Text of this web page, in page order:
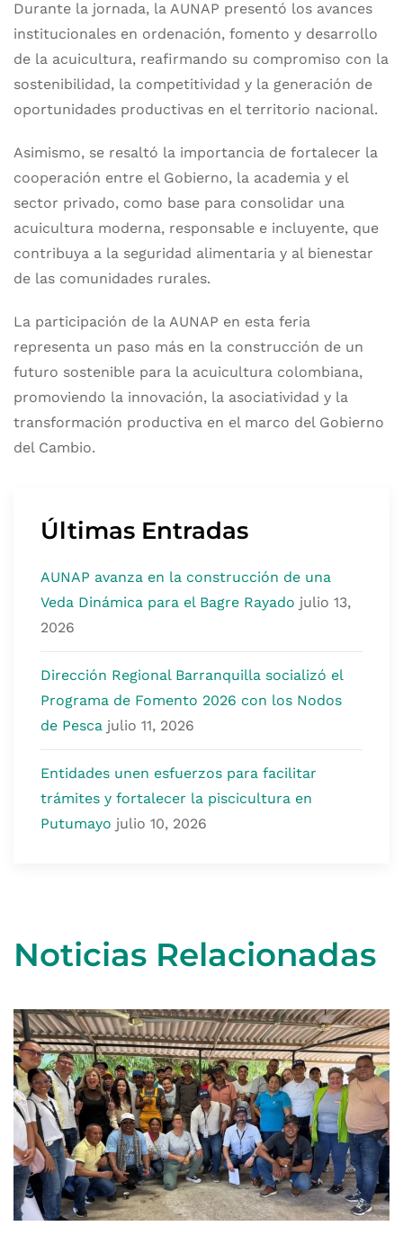
Durante la jornada, la AUNAP presentó los avances
institucionales en ordenación, fomento y desarrollo
de la acuicultura, reafirmando su compromiso con la
sostenibilidad, la competitividad y la generación de
oportunidades productivas en el territorio nacional.
Asimismo, se resaltó la importancia de fortalecer la
cooperación entre el Gobierno, la academia y el
sector privado, como base para consolidar una
acuicultura moderna, responsable e incluyente, que
contribuya a la seguridad alimentaria y al bienestar
de las comunidades rurales.
La participación de la AUNAP en esta feria
representa un paso más en la construcción de un
futuro sostenible para la acuicultura colombiana,
promoviendo la innovación, la asociatividad y la
transformación productiva en el marco del Gobierno
del Cambio.
Últimas Entradas
AUNAP avanza en la construcción de una
Veda Dinámica para el Bagre Rayado julio 13,
2026
Dirección Regional Barranquilla socializó el
Programa de Fomento 2026 con los Nodos
de Pesca julio 11, 2026
Entidades unen esfuerzos para facilitar
trámites y fortalecer la piscicultura en
Putumayo julio 10, 2026
Noticias Relacionadas